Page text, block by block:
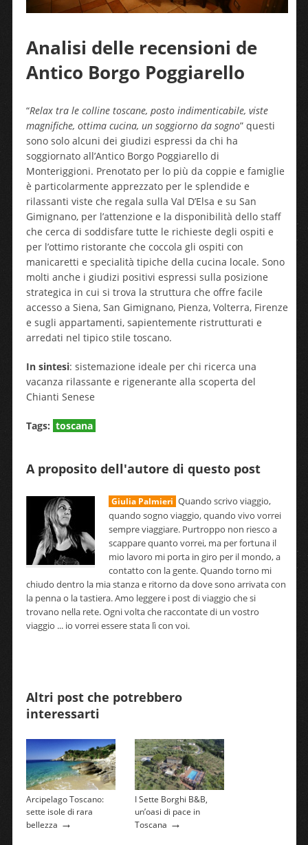
Analisi delle recensioni de
Antico Borgo Poggiarello
“Relax tra le colline toscane, posto indimenticabile, viste
magnifiche, ottima cucina, un soggiorno da sogno” questi
sono solo alcuni dei giudizi espressi da chi ha
soggiornato all’Antico Borgo Poggiarello di
Monteriggioni. Prenotato per lo più da coppie e famiglie
è particolarmente apprezzato per le splendide e
rilassanti viste che regala sulla Val D’Elsa e su San
Gimignano, per l’attenzione e la disponibilità dello staff
che cerca di soddisfare tutte le richieste degli ospiti e
per l’ottimo ristorante che coccola gli ospiti con
manicaretti e specialità tipiche della cucina locale. Sono
molti anche i giudizi positivi espressi sulla posizione
strategica in cui si trova la struttura che offre facile
accesso a Siena, San Gimignano, Pienza, Volterra, Firenze
e sugli appartamenti, sapientemente ristrutturati e
arredati nel tipico stile toscano.
In sintesi: sistemazione ideale per chi ricerca una
vacanza rilassante e rigenerante alla scoperta del
Chianti Senese
Tags: toscana
A proposito dell'autore di questo post
Giulia Palmieri Quando scrivo viaggio,
quando sogno viaggio, quando vivo vorrei
sempre viaggiare. Purtroppo non riesco a
scappare quanto vorrei, ma per fortuna il
mio lavoro mi porta in giro per il mondo, a
contatto con la gente. Quando torno mi
chiudo dentro la mia stanza e ritorno da dove sono arrivata con
la penna o la tastiera. Amo leggere i post di viaggio che si
trovano nella rete. Ogni volta che raccontate di un vostro
viaggio ... io vorrei essere stata lì con voi.
Altri post che potrebbero
interessarti
Arcipelago Toscano:
sette isole di rara
bellezza →
I Sette Borghi B&B,
un’oasi di pace in
Toscana →